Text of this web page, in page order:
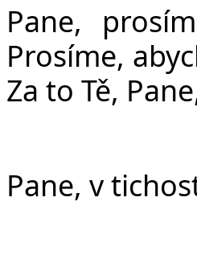
Pane,
Prosíme,
Za to Tě,
Pane, v